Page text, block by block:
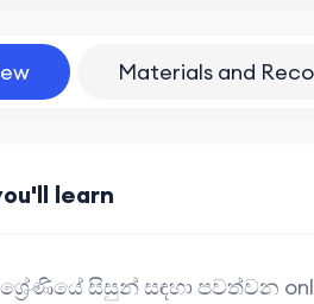
Materials and
learn
ශ්‍රේණියේ සිසුන් සඳහා පවත්වන